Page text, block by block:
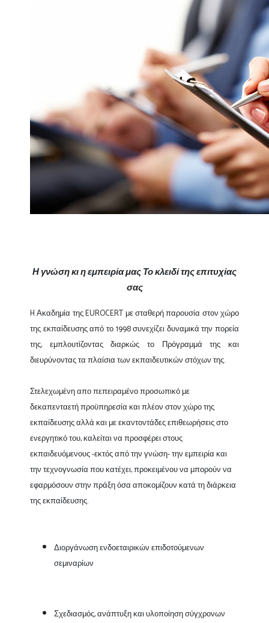
Η γνώση κι η εμπειρία μας Το κλειδί της επιτυχίας
σας
H Ακαδημία της EUROCERT με σταθερή παρουσία στον χώρο
της εκπαίδευσης από το 1998 συνεχίζει δυναμικά την πορεία
της, εμπλουτίζοντας διαρκώς το Πρόγραμμά της και
διευρύνοντας τα πλαίσια των εκπαιδευτικών στόχων της.
Στελεχωμένη απο πεπειραμένο προσωπικό με
δεκαπενταετή προϋπηρεσία και πλέον στον χώρο της
εκπαίδευσης αλλά και με εκαντοντάδες επιθεωρήσεις στο
ενεργητικό του, καλείται να προσφέρει στους
εκπαιδευόμενους -εκτός από την γνώση- την εμπειρία και
την τεχνογνωσία που κατέχει, προκειμένου να μπορούν να
εφαρμόσουν στην πράξη όσα αποκομίζουν κατά τη διάρκεια
της εκπαίδευσης.
Διοργάνωση ενδοεταιρικών επιδοτούμενων
σεμιναρίων
Σχεδιασμός, ανάπτυξη και υλοποίηση σύγχρονων